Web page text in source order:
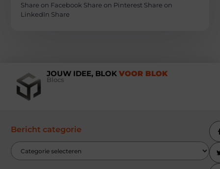
Share on Facebook Share on Pinterest Share on
LinkedIn Share
JOUW IDEE, BLOK VOOR BLOK
Blocs
Bericht categorie